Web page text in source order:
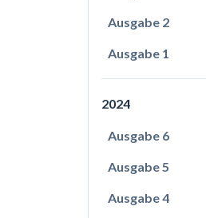
Ausgabe 2
Ausgabe 1
2024
Ausgabe 6
Ausgabe 5
Ausgabe 4